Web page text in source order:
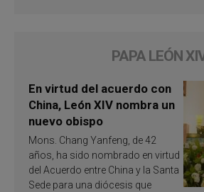
PAPA LEÓN
En virtud del acuerdo con
China, León XIV nombra un
nuevo obispo
Mons. Chang Yanfeng, de 42
años, ha sido nombrado en virtud
del Acuerdo entre China y la Santa
Sede para una diócesis que